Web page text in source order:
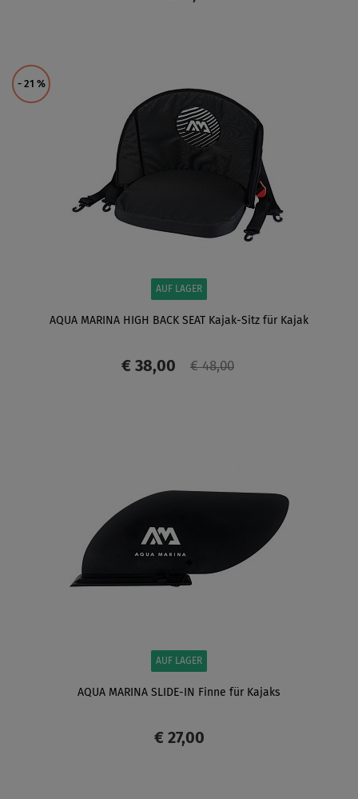
- 21 %
AUF LAGER
AQUA MARINA HIGH BACK SEAT Kajak-Sitz für Kajak
€ 38,00 € 48,00
AUF LAGER
AQUA MARINA SLIDE-IN Finne für Kajaks
€ 27,00